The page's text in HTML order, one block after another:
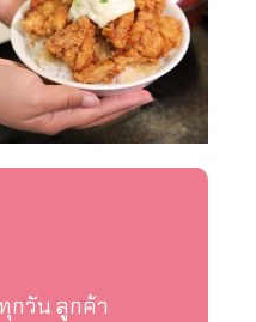
กวัน ลูกค้า